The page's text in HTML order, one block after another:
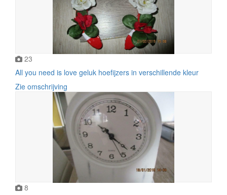
23
All you need is love geluk hoefijzers in verschillende kleur
Zie omschrijving
8